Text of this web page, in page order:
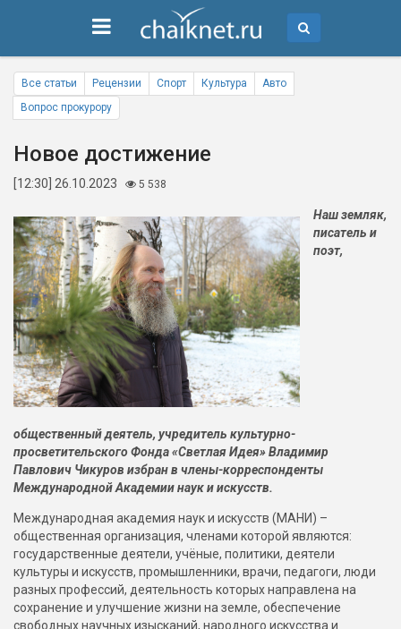
Все статьи Рецензии Спорт Культура
Авто
Вопрос прокурору
Новое достижение
[12:30] 26.10.2023 5 538
Наш земляк,
писатель и
поэт,
общественный деятель, учредитель культурно-
просветительского Фонда «Светлая Идея» Владимир
Павлович Чикуров избран в члены-корреспонденты
Международной Академии наук и искусств.
Международная академия наук и искусств (МАНИ) –
общественная организация, членами которой являются:
государственные деятели, учёные, политики, деятели
культуры и искусств, промышленники, врачи, педагоги, люди
разных профессий, деятельность которых направлена на
сохранение и улучшение жизни на земле, обеспечение
свободных научных изысканий, народного искусства и